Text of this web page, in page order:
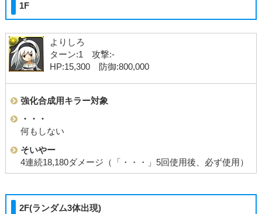
1F
よりしろ
ターン:1 攻撃:-
HP:15,300 防御:800,000
強化合成用キラー対象
・・・
何もしない
そいやー
4連続18,180ダメージ（「・・・」5回使用後、必ず使用）
2F(ランダム3体出現)